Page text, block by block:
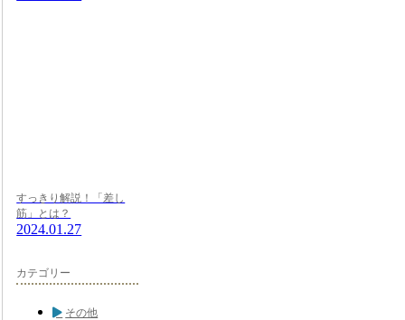
すっきり解説！「差し
筋」とは？
2024.01.27
カテゴリー
その他